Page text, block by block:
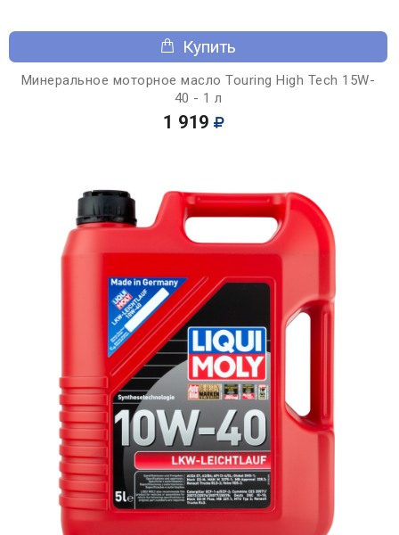
Купить
Минеральное моторное масло Touring High Tech 15W-
40 - 1 л
1 919